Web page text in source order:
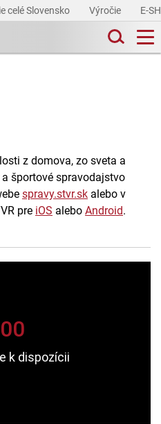
celé Slovensko Výročie E-
z domova, zo sveta a
športové spravodajstvo
spravy.stvr.sk alebo v
pre iOS alebo Android.